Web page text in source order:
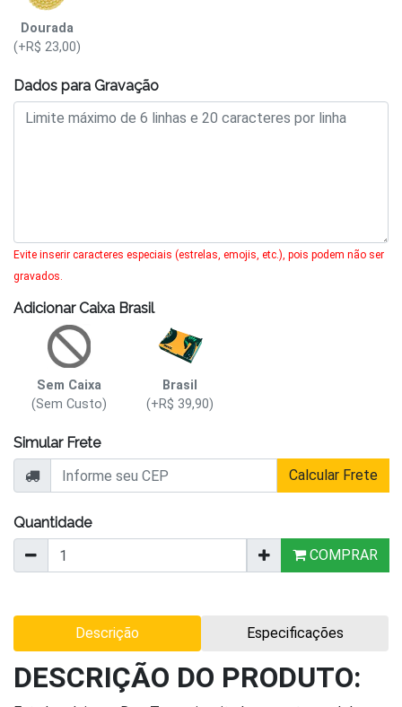
Dourada
(+R$ 23,00)
Dados para Gravação
Evite inserir caracteres especiais (estrelas, emojis, etc.), pois podem não ser
gravados.
Adicionar Caixa Brasil
Sem Caixa
(Sem Custo)
Brasil
(+R$ 39,90)
Simular Frete
Calcular Frete
Quantidade
COMPRAR
Descrição Especificações
DESCRIÇÃO DO PRODUTO: